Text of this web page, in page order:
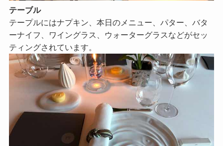
テーブル
テープルにはナプキン、本日のメニュー、パター、バタ
ーナイフ、ワイングラス、ウォーターグラスなどがセッ
ティングされています。